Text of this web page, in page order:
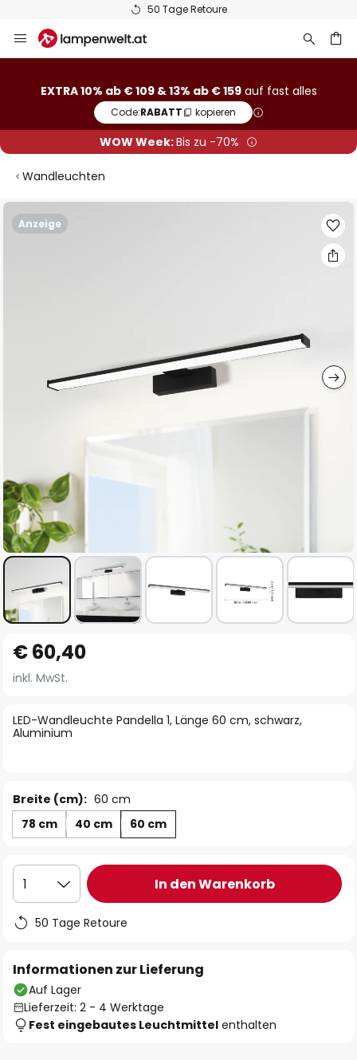
50 Tage Retoure
Inhalt
EXTRA 10% ab € 109 & 13% ab € 159auf fast alles
Code:RABATT kopieren
WOW Week:Bis zu -70%
Wandleuchten
Anzeige
Zum
Ende
Anfang
der
springen
LED-Wandleuchte Pandella 1, Länge 60 cm, schwarz,
Aluminium
€ 60,40
inkl. MwSt.
Breite (cm): 60 cm
78 cm
40 cm 60 cm
1 In den Warenkorb
50 Tage Retoure
Informationen zur Lieferung
Auf Lager
Lieferzeit: 2 - 4 Werktage
Fest eingebautes Leuchtmittel enthalten